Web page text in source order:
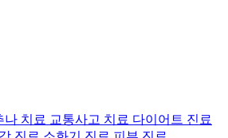
나 치료 교통사고 치료 다이어트 진료